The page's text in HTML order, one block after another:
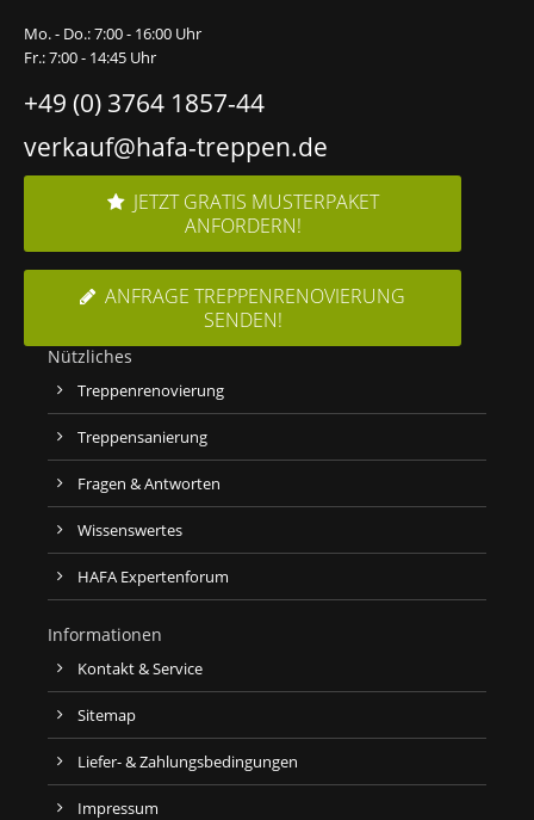
Mo. - Do.: 7:00 - 16:00 Uhr
Fr.: 7:00 - 14:45 Uhr
+49 (0) 3764 1857-44
verkauf@hafa-treppen.de
JETZT GRATIS MUSTERPAKET
ANFORDERN!
ANFRAGE TREPPENRENOVIERUNG
SENDEN!
Nützliches
Treppenrenovierung
Treppensanierung
Fragen & Antworten
Wissenswertes
HAFA Expertenforum
Informationen
Kontakt & Service
Sitemap
Liefer- & Zahlungsbedingungen
Impressum